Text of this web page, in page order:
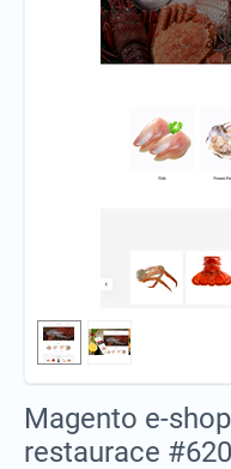
Magento e-
restaurace